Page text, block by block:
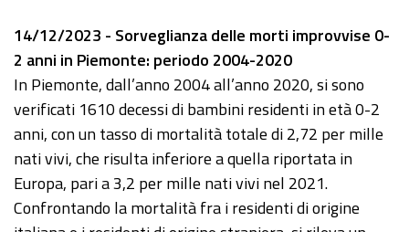
14/12/2023 - Sorveglianza delle morti improvvise 0-
2 anni in Piemonte: periodo 2004-2020
In Piemonte, dall’anno 2004 all’anno 2020, si sono
verificati 1610 decessi di bambini residenti in età 0-2
anni, con un tasso di mortalità totale di 2,72 per mille
nati vivi, che risulta inferiore a quella riportata in
Europa, pari a 3,2 per mille nati vivi nel 2021.
Confrontando la mortalità fra i residenti di origine